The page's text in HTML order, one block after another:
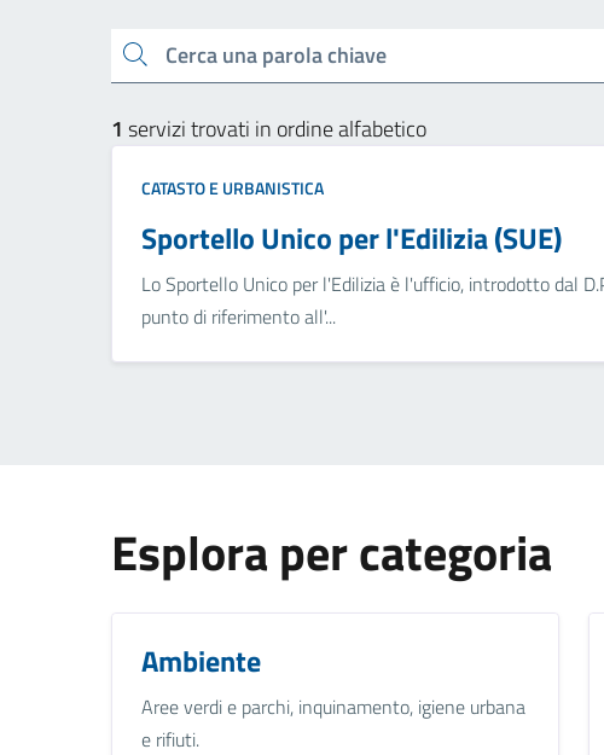
Cerca una parola chiave
1 servizi trovati in ordine alfabetico
CATASTO E URBANISTICA
Sportello Unico per l'Edilizia (SUE)
Lo Sportello Unico per l'Edilizia è l'ufficio, introdotto dal
punto di riferimento all'...
Esplora per categoria
Ambiente
Aree verdi e parchi, inquinamento, igiene urbana
e rifiuti.